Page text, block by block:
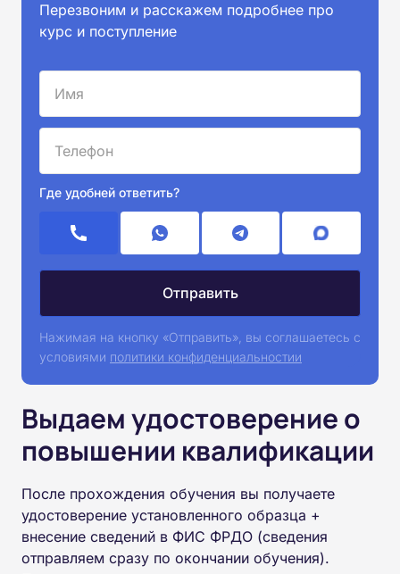
Перезвоним и расскажем подробнее про
курс и поступление
Где удобней ответить?
Нажимая на кнопку «Отправить», вы соглашаетесь с
условиями политики конфиденциальностии
Выдаем удостоверение о
повышении квалификации
После прохождения обучения вы получаете
удостоверение установленного образца +
внесение сведений в ФИС ФРДО (сведения
отправляем сразу по окончании обучения).